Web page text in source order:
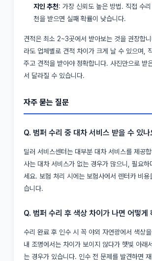
지인 추천: 가장 신뢰도 높은 방법. 직접 수
천을 받으면 실패 확률이 낮습니다.
견적은 최소 2~3곳에서 받아보는 것을 권장합니
라도 업체별로 견적 차이가 크게 날 수 있으며,
주고 견적을 받아야 정확합니다. 사진만으로 받
서 달라질 수 있습니다.
자주 묻는 질문
Q. 범퍼 수리 중 대차 서비스 받을 수 있나
딜러 서비스센터는 대부분 대차 서비스를 제공
사는 대차 서비스가 없는 경우가 많으니, 필요하
세요. 보험 처리 시에는 보험사에서 렌터카 비용
습니다.
Q. 범퍼 수리 후 색상 차이가 나면 어떻게
수리 완료 후 인수 시 꼭 야외 자연광에서 색상
내 조명에서는 차이가 보이지 않다가 햇빛 아래
는 경우가 있습니다. 인수 전 문제를 발견하면